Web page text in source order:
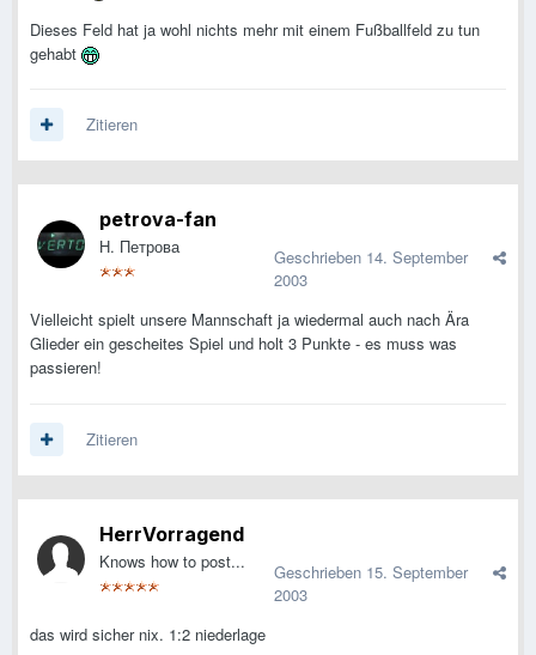
Dieses Feld hat ja wohl nichts mehr mit einem Fußballfeld zu tun
gehabt
Zitieren
petrova-fan
Н. Петрова Geschrieben 14. September
2003
Vielleicht spielt unsere Mannschaft ja wiedermal auch nach Ära
Glieder ein gescheites Spiel und holt 3 Punkte - es muss was
passieren!
Zitieren
HerrVorragend
Knows how to post... Geschrieben 15. September
2003
das wird sicher nix. 1:2 niederlage